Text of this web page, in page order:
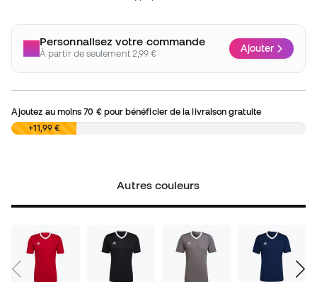
Personnalisez votre commande
À partir de seulement 2,99 € Ajouter
Ajoutez au moins70 €pour bénéficier de la livraison gratuite
0,00 €+11,99 €
Autres couleurs